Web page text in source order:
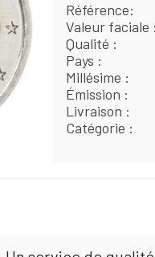
Référence
Valeur faciale
Qualité
Pays
Millésime
Émission
Livraison
Catégorie